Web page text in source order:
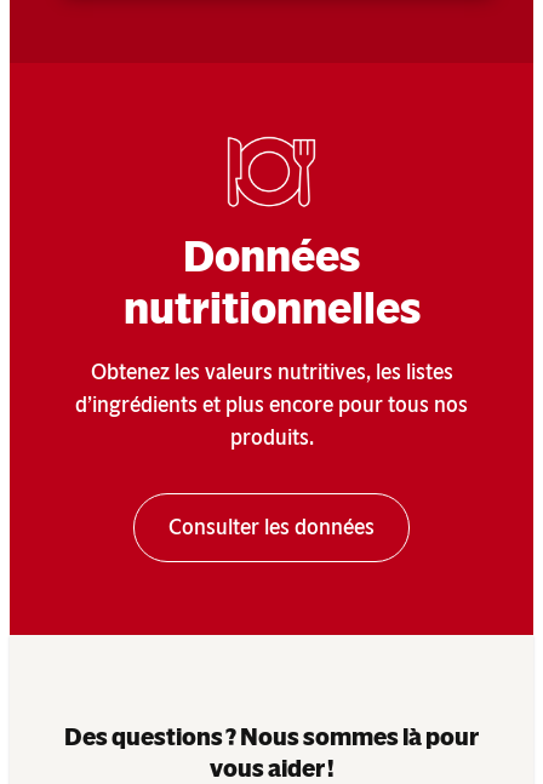
Données
nutritionnelles
Obtenez les valeurs nutritives, les listes
d’ingrédients et plus encore pour tous nos
produits.
Consulter les données
Des questions ? Nous sommes là pour
vous aider !